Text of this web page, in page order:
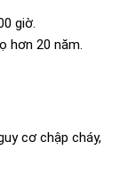
giờ.
hơn 20 năm.
cơ chập cháy,